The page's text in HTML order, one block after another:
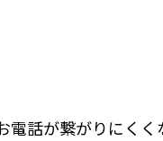
話が繋がりにくく